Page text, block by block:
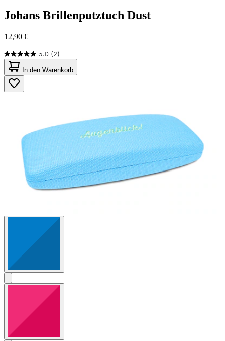
Johans Brillenputztuch Dust
12,90 €
5.0 (2)
5.0
von
5
Sternen.
2
In den Warenkorb